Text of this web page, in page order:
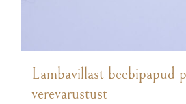
Lambavillast beebipapud
verevarustust